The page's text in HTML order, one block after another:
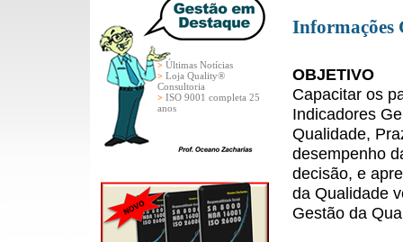
> Últimas Notícias
> Loja Quality®
Consultoria
> ISO 9001 completa 25
anos
Informações
OBJETIVO
Capacitar os
Indicadores
Qualidade,
desempenho
decisão, e
da Qualidade
Gestão da